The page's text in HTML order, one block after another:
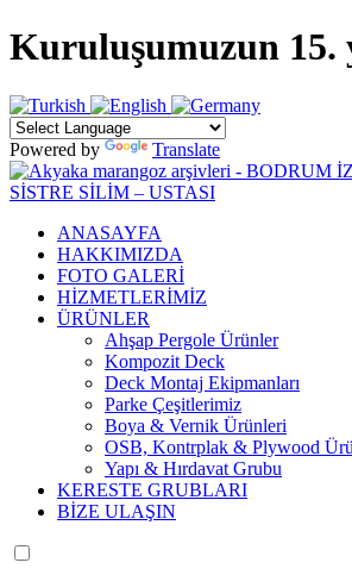
Kuruluşumuzun 15.
Powered by Translate
ANASAYFA
HAKKIMIZDA
FOTO GALERİ
HİZMETLERİMİZ
ÜRÜNLER
Ahşap Pergole Ürünler
Kompozit Deck
Deck Montaj Ekipmanları
Parke Çeşitlerimiz
Boya & Vernik Ürünleri
OSB, Kontrplak & Plywood
Yapı & Hırdavat Grubu
KERESTE GRUBLARI
BİZE ULAŞIN